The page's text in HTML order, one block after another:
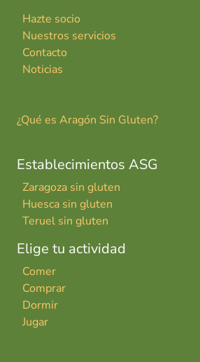
Hazte socio
Nuestros servicios
Contacto
Noticias
¿Qué es Aragón Sin Gluten?
Establecimientos ASG
Zaragoza sin gluten
Huesca sin gluten
Teruel sin gluten
Elige tu actividad
Comer
Comprar
Dormir
Jugar